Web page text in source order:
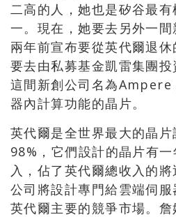
二高的人，她也是矽谷最
一。現在，她要去另外一
兩年前宣布要從英代爾退
要去由私募基金凱雷集團投
這間新創公司名為Ampere
器內計算功能的晶片。
英代爾是全世界最大的晶
98%，它們設計的晶片有
入，佔了英代爾總收入的
公司將設計專門給雲端伺
英代爾主要的競爭市場。